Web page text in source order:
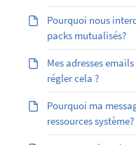
Pourquoi nous
packs mutualisés?
Mes adresses
régler cela ?
Pourquoi ma
ressources système?